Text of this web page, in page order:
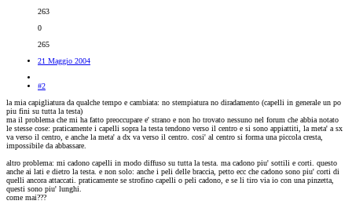
263
0
265
21 Maggio 2004
#2
la mia capigliatura da qualche tempo e cambiata: no stempiatura no diradamento (capelli in generale un po
piu fini su tutta la testa)
ma il problema che mi ha fatto preoccupare e' strano e non ho trovato nessuno nel forum che abbia notato
le stesse cose: praticamente i capelli sopra la testa tendono verso il centro e si sono appiattiti, la meta' a sx
va verso il centro, e anche la meta' a dx va verso il centro. cosi' al centro si forma una piccola cresta,
impossibile da abbassare.
altro problema: mi cadono capelli in modo diffuso su tutta la testa. ma cadono piu' sottili e corti. questo
anche ai lati e dietro la testa. e non solo: anche i peli delle braccia, petto ecc che cadono sono piu' corti di
quelli ancora attaccati. praticamente se strofino capelli o peli cadono, e se li tiro via io con una pinzetta,
questi sono piu' lunghi.
come mai???